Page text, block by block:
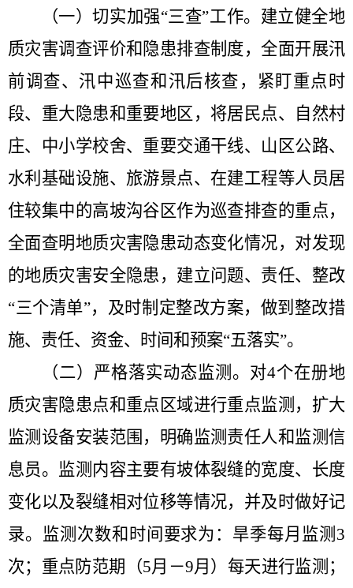
（一）切实加强“三查”工作。 建立健全地
质灾害调查评价和隐患排查制度，全面开展汛
前调查、汛中巡查和汛后核查，紧盯重点时
段、重大隐患和重要地区，将居民点、自然村
庄、中小学校舍、重要交通干线、山区公路、
水利基础设施、旅游景点、在建工程等人员居
住较集中的高坡沟谷区作为巡查排查的重点，
全面查明地质灾害隐患动态变化情况，对发现
的地质灾害安全隐患，建立问题、责任、整改
“三个清单”，及时制定整改方案，做到整改措
施、责任、资金、时间和预案“五落实”。
（二）严格落实动态监测 。 对4个在册地
质灾害隐患点和重点区域进行重点监测，扩大
监测设备安装范围，明确监测责任人和监测信
息员。监测内容主要有坡体裂缝的宽度、长度
变化以及裂缝相对位移等情况，并及时做好记
录。监测次数和时间要求为：旱季每月监测 3
次；重点防范期（5月－9月）每天进行监测；